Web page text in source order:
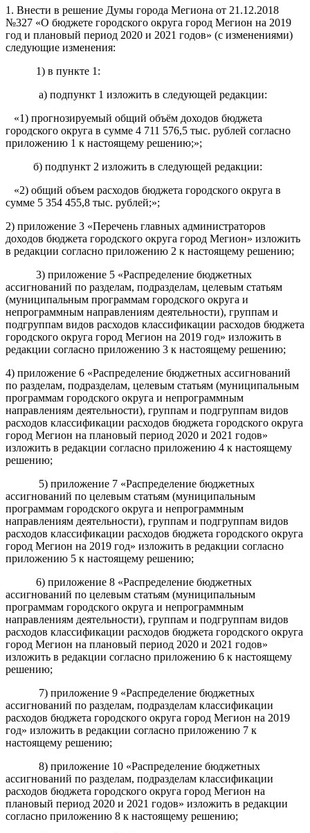
1. Внести в решение Думы города Мегиона от 21.12.2018
№327 «О бюджете городского округа город Мегион на 2019
год и плановый период 2020 и 2021 годов» (с изменениями)
следующие изменения:
1) в пункте 1:
а) подпункт 1 изложить в следующей редакции:
«1) прогнозируемый общий объём доходов бюджета
городского округа в сумме 4 711 576,5 тыс. рублей согласно
приложению 1 к настоящему решению;»;
б) подпункт 2 изложить в следующей редакции:
«2) общий объем расходов бюджета городского округа в
сумме 5 354 455,8 тыс. рублей;»;
2) приложение 3 «Перечень главных администраторов
доходов бюджета городского округа город Мегион» изложить
в редакции согласно приложению 2 к настоящему решению;
3) приложение 5 «Распределение бюджетных
ассигнований по разделам, подразделам, целевым статьям
(муниципальным программам городского округа и
непрограммным направлениям деятельности), группам и
подгруппам видов расходов классификации расходов бюджета
городского округа город Мегион на 2019 год» изложить в
редакции согласно приложению 3 к настоящему решению;
4) приложение 6 «Распределение бюджетных ассигнований
по разделам, подразделам, целевым статьям (муниципальным
программам городского округа и непрограммным
направлениям деятельности), группам и подгруппам видов
расходов классификации расходов бюджета городского округа
город Мегион на плановый период 2020 и 2021 годов»
изложить в редакции согласно приложению 4 к настоящему
решению;
5) приложение 7 «Распределение бюджетных
ассигнований по целевым статьям (муниципальным
программам городского округа и непрограммным
направлениям деятельности), группам и подгруппам видов
расходов классификации расходов бюджета городского округа
город Мегион на 2019 год» изложить в редакции согласно
приложению 5 к настоящему решению;
6) приложение 8 «Распределение бюджетных
ассигнований по целевым статьям (муниципальным
программам городского округа и непрограммным
направлениям деятельности), группам и подгруппам видов
расходов классификации расходов бюджета городского округа
город Мегион на плановый период 2020 и 2021 годов»
изложить в редакции согласно приложению 6 к настоящему
решению;
7) приложение 9 «Распределение бюджетных
ассигнований по разделам, подразделам классификации
расходов бюджета городского округа город Мегион на 2019
год» изложить в редакции согласно приложению 7 к
настоящему решению;
8) приложение 10 «Распределение бюджетных
ассигнований по разделам, подразделам классификации
расходов бюджета городского округа город Мегион на
плановый период 2020 и 2021 годов» изложить в редакции
согласно приложению 8 к настоящему решению;